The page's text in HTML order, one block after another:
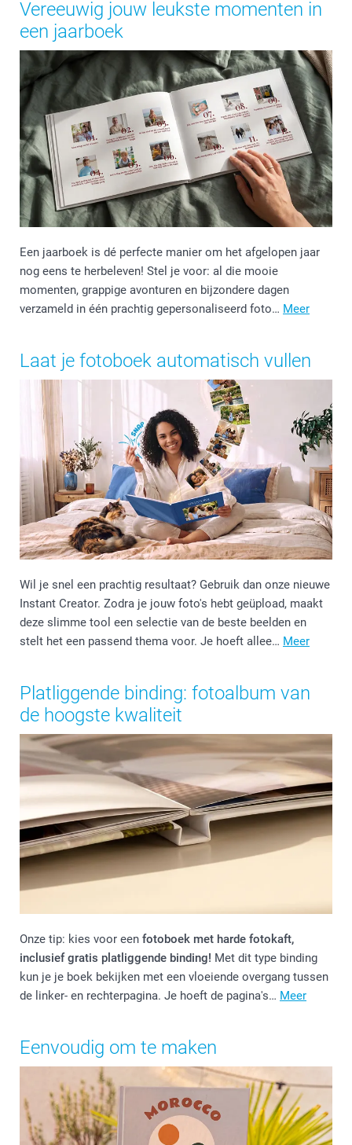
Vereeuwig jouw leukste momenten in
een jaarboek
Een jaarboek is dé perfecte manier om het afgelopen jaar
nog eens te herbeleven! Stel je voor: al die mooie
momenten, grappige avonturen en bijzondere dagen
verzameld in één prachtig gepersonaliseerd foto… Meer
Laat je fotoboek automatisch vullen
Wil je snel een prachtig resultaat? Gebruik dan onze nieuwe
Instant Creator. Zodra je jouw foto's hebt geüpload, maakt
deze slimme tool een selectie van de beste beelden en
stelt het een passend thema voor. Je hoeft allee… Meer
Platliggende binding: fotoalbum van
de hoogste kwaliteit
Onze tip: kies voor een fotoboek met harde fotokaft,
inclusief gratis platliggende binding! Met dit type binding
kun je je boek bekijken met een vloeiende overgang tussen
de linker- en rechterpagina. Je hoeft de pagina's… Meer
Eenvoudig om te maken